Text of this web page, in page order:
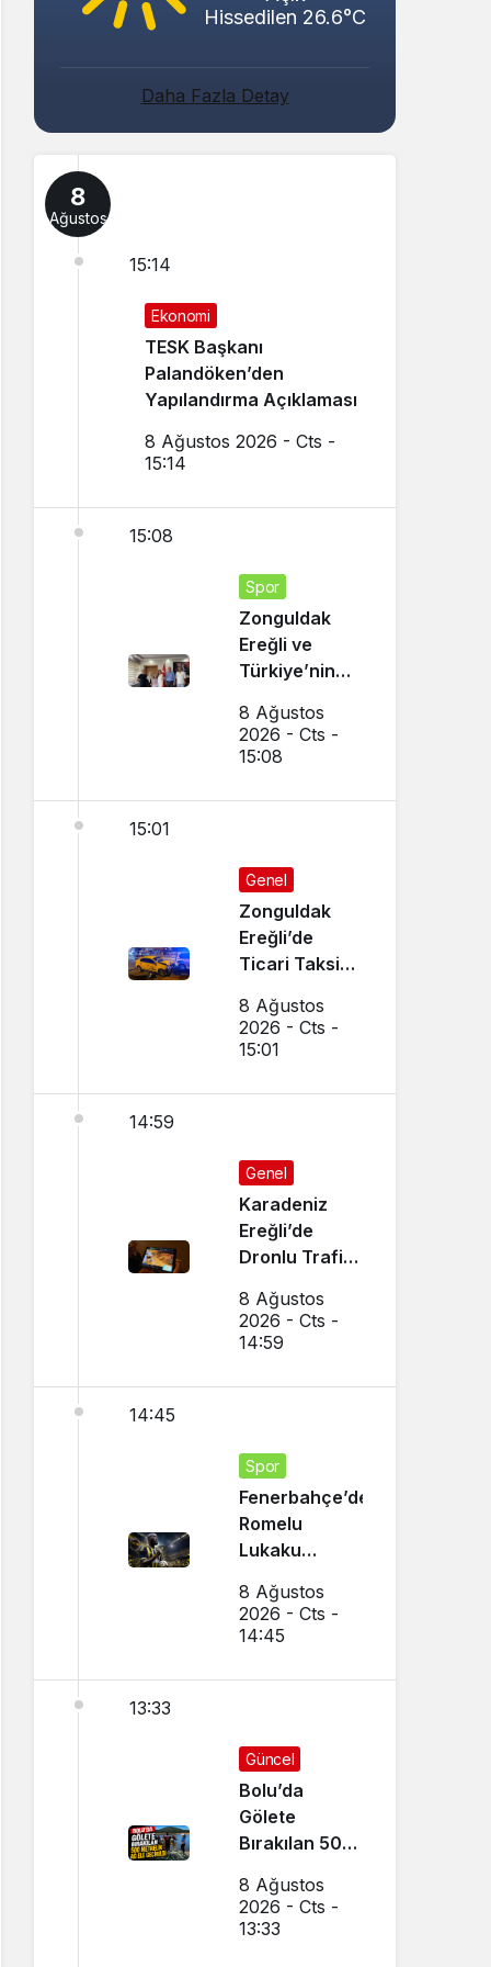
Hissedilen 26.6°C
Daha Fazla Detay
8
Ağustos
15:14
Ekonomi
TESK Başkanı
Palandöken’den
Yapılandırma Açıklaması
8 Ağustos 2026 - Cts -
15:14
15:08
Spor
Zonguldak
Ereğli ve
Türkiye’nin
8 Ağustos
2026 - Cts -
15:08
15:01
Genel
Zonguldak
Ereğli’de
Ticari Taksi
Çarpıştı
8 Ağustos
2026 - Cts -
15:01
14:59
Genel
Karadeniz
Ereğli’de
Dronlu Trafik
Yapılıyor
8 Ağustos
2026 - Cts -
14:59
14:45
Spor
Fenerbahçe’den
Romelu
Lukaku
Napoli ile
Görüşmeler
8 Ağustos
2026 - Cts -
14:45
13:33
Güncel
Bolu’da
Gölete
Bırakılan 500
Ele Geçirildi
8 Ağustos
2026 - Cts -
13:33